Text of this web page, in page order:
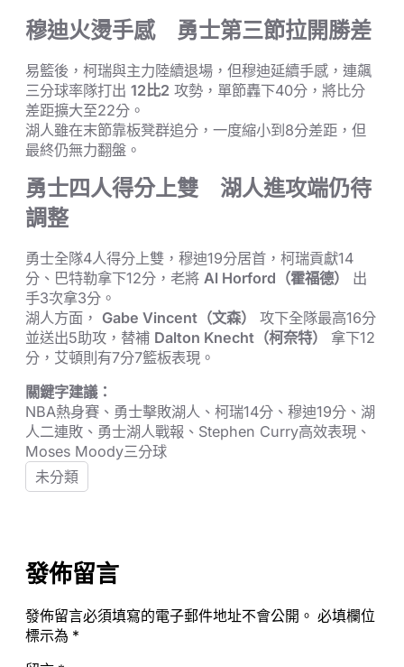
穆迪火燙手感 勇士第三節拉開勝差
易籃後，柯瑞與主力陸續退場，但穆迪延續手感，連飆
三分球率隊打出 12比2 攻勢，單節轟下40分，將比分
差距擴大至22分。
湖人雖在末節靠板凳群追分，一度縮小到8分差距，但
最終仍無力翻盤。
勇士四人得分上雙 湖人進攻端仍待
調整
勇士全隊4人得分上雙，穆迪19分居首，柯瑞貢獻14
分、巴特勒拿下12分，老將 Al Horford（霍福德）
出
手3次拿3分。
湖人方面， Gabe Vincent（文森）
攻下全隊最高16分
並送出5助攻，替補 Dalton Knecht（柯奈特）
拿下12
分，艾頓則有7分7籃板表現。
關鍵字建議：
NBA熱身賽、勇士擊敗湖人、柯瑞14分、穆迪19分、湖
人二連敗、勇士湖人戰報、Stephen Curry高效表現、
Moses Moody三分球
未分類
發佈留言
發佈留言必須填寫的電子郵件地址不會公開。 必填欄位
標示為 *